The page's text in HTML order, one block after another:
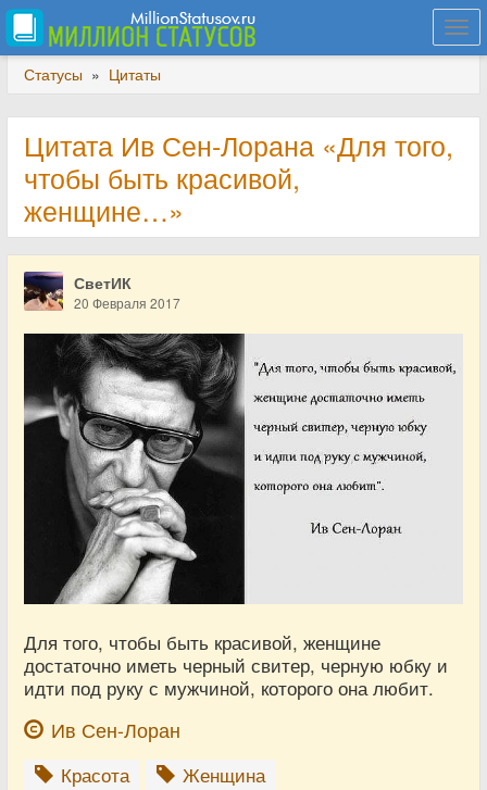
Статусы » Цитаты
Цитата Ив Сен-Лорана «Для того,
чтобы быть красивой,
женщине…»
СветИК
20 Февраля 2017
Для того, чтобы быть красивой, женщине
достаточно иметь черный свитер, черную юбку и
идти под руку с мужчиной, которого она любит.
Ив Сен-Лоран
Красота Женщина